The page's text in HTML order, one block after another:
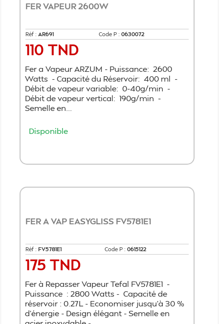
FER VAPEUR 2600W
Réf : AR691 Code P : 0630072
Prix
110 TND
Fer a Vapeur ARZUM - Puissance: 2600
Watts - Capacité du Réservoir: 400 ml -
Débit de vapeur variable: 0-40g/min -
Débit de vapeur vertical: 190g/min -
Semelle en...
Disponible
FER A VAP EASYGLISS FV5781E1
Réf : FV5781E1 Code P : 0615122
Prix
175 TND
Fer à Repasser Vapeur Tefal FV5781E1 -
Puissance : 2800 Watts - Capacité de
réservoir : 0.27L - Economiser jusqu'à 30 %
d'énergie - Design élégant - Semelle en